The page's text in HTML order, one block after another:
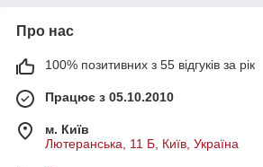
Про нас
100% позитивних з 55 відгуків за рік
Працює з 05.10.2010
м. Київ
Лютеранська, 11 Б, Київ, Україна